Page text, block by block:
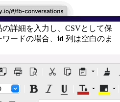
詳細を入力し、CSVとして保
ードの場合、 id 列は空白のま